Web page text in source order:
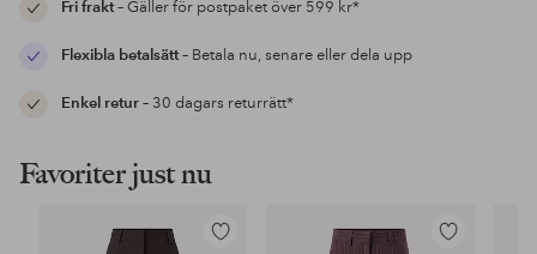
Fri frakt– Gäller för postpaket över 599 kr*
Flexibla betalsätt– Betala nu, senare eller dela upp
Enkel retur– 30 dagars returrätt*
Favoriter just nu
Lägg
Lägg